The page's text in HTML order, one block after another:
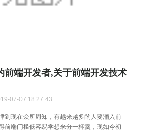
前端开发者,关于前端开发技术
07-07 18:27:43
到现在众所周知，有越来越多的人要涌入前
前端门槛低容易学想来分一杯羹，现如今初